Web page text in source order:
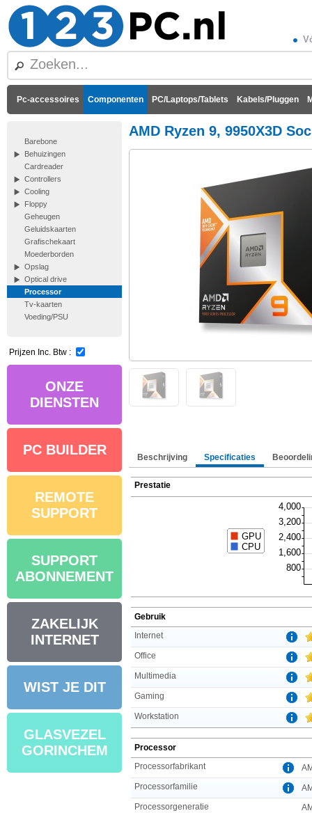
Pc-accessoires Componenten PC/Laptops/Tablets Kabels/Pluggen
Barebone
Behuizingen
Cardreader
Controllers
Cooling
Floppy
Geheugen
Geluidskaarten
Grafischekaart
Moederborden
Opslag
Optical drive
Processor
Tv-kaarten
Voeding/PSU
Prijzen Inc. Btw :
ONZE
DIENSTEN
PC BUILDER
REMOTE
SUPPORT
SUPPORT
ABONNEMENT
ZAKELIJK
INTERNET
WIST JE DIT
GLASVEZEL
GORINCHEM
AMD Ryzen 9, 9950X3D
Beschrijving Specificaties
Prestatie
Gebruik
Internet
Office
Multimedia
Gaming
Workstation
Processor
Processorfabrikant
Processorfamilie
Processorgeneratie